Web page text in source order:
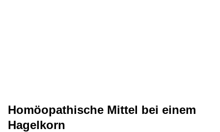
Homöopathische Mittel bei einem
Hagelkorn